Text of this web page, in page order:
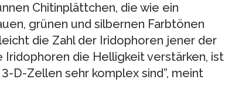
Chitinplättchen, die wie ein
grünen und silbernen Farbtönen
die Zahl der Iridophoren jener der
Iridophoren die Helligkeit verstärken, ist
D-Zellen sehr komplex sind”, meint